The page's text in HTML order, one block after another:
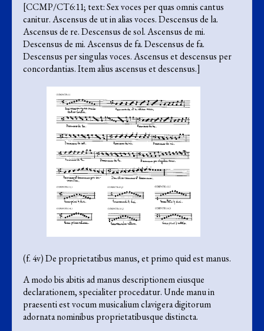
[CCMP/CT6:11; text: Sex voces per quas omnis cantus
canitur. Ascensus de ut in alias voces. Descensus de la.
Ascensus de re. Descensus de sol. Ascensus de mi.
Descensus de mi. Ascensus de fa. Descensus de fa.
Descensus per singulas voces. Ascensus et descensus per
concordantias. Item alius ascensus et descensus.]
(f. 4v) De proprietatibus manus, et primo quid est manus.
A modo bis abitis ad manus descriptionem eiusque
declarationem, specialiter procedatur. Unde manu in
praesenti est vocum musicalium clavigera digitorum
adornata nominibus proprietatibusque distincta.